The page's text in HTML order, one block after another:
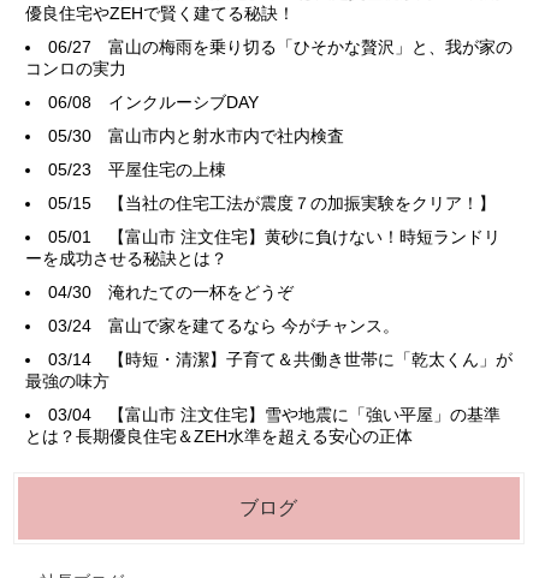
優良住宅やZEHで賢く建てる秘訣！
06/27富山の梅雨を乗り切る「ひそかな贅沢」と、我が家の
コンロの実力
06/08 インクルーシブDAY
05/30富山市内と射水市内で社内検査
05/23平屋住宅の上棟
05/15
【当社の住宅工法が震度７の加振実験をクリア！】
05/01
【富山市 注文住宅】黄砂に負けない！時短ランドリ
ーを成功させる秘訣とは？
04/30淹れたての一杯をどうぞ
03/24富山で家を建てるなら 今がチャンス。
03/14
【時短・清潔】子育て＆共働き世帯に「乾太くん」が
最強の味方
03/04
【富山市 注文住宅】雪や地震に「強い平屋」の基準
とは？長期優良住宅＆ZEH水準を超える安心の正体
ブログ